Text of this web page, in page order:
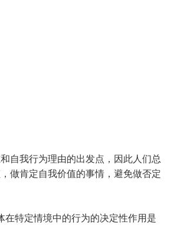
自我行为理由的出发点，因此人们总
做肯定自我价值的事情，避免做否定
在特定情境中的行为的决定性作用是